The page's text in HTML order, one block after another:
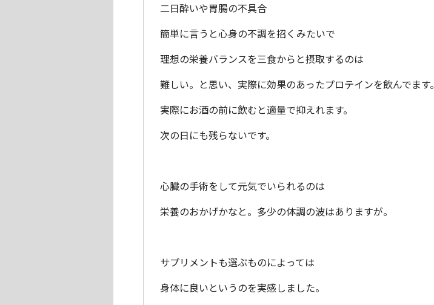
二日酔いや胃腸の不具合
簡単に言うと心身の不調を招くみたいで
理想の栄養バランスを三食からと摂取するのは
難しい。と思い、実際に効果のあったプロテインを飲んでます。
実際にお酒の前に飲むと適量で抑えれます。
次の日にも残らないです。
心臓の手術をして元気でいられるのは
栄養のおかげかなと。多少の体調の波はありますが。
サプリメントも選ぶものによっては
身体に良いというのを実感しました。